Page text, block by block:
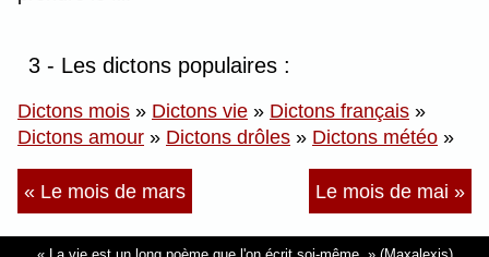
3 - Les dictons populaires :
Dictons mois » Dictons vie » Dictons français »
Dictons amour » Dictons drôles » Dictons météo »
« Le mois de mars Le mois de mai »